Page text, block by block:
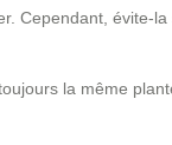
Cependant, évite-
la même